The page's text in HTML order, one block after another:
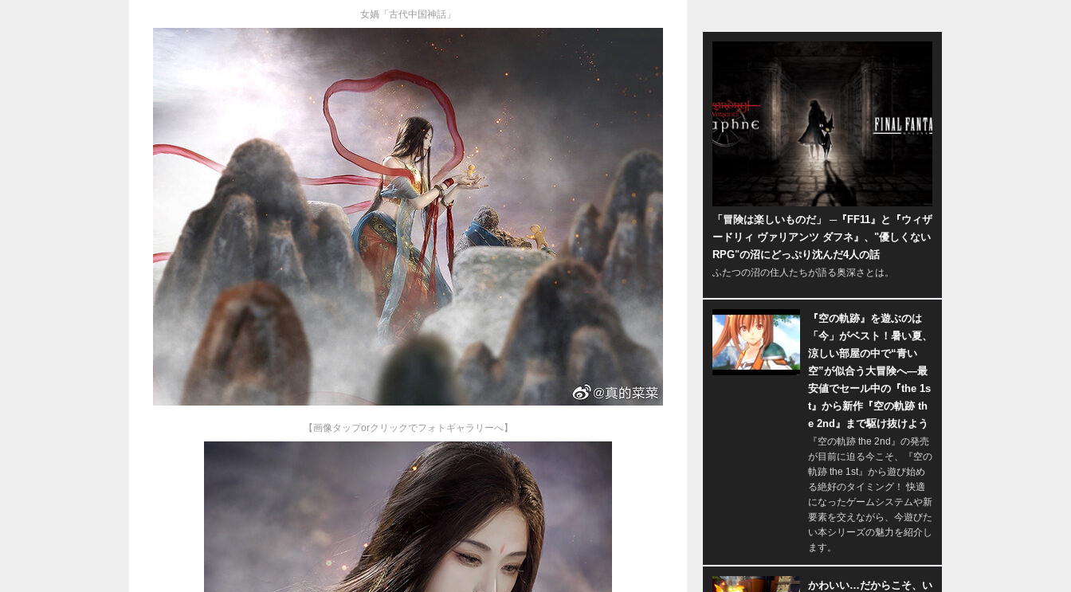
女媧「古代中国神話」
【画像タップorクリックでフォトギャラリーへ】
「冒険は楽しいものだ」 ─『FF11』と『ウィザ
ードリィ ヴァリアンツ ダフネ』、"優しくない
RPG"の沼にどっぷり沈んだ4人の話
ふたつの沼の住人たちが語る奥深さとは。
『空の軌跡』を遊ぶのは
「今」がベスト！暑い夏、
涼しい部屋の中で“青い
空”が似合う大冒険へ―最
安値でセール中の『the 1s
t』から新作『空の軌跡 th
e 2nd』まで駆け抜けよう
『空の軌跡 the 2nd』の発売
が目前に迫る今こそ、『空の
軌跡 the 1st』から遊び始め
る絶好のタイミング！ 快適
になったゲームシステムや新
要素を交えながら、今遊びた
い本シリーズの魅力を紹介し
ます。
かわいい…だからこそ、い